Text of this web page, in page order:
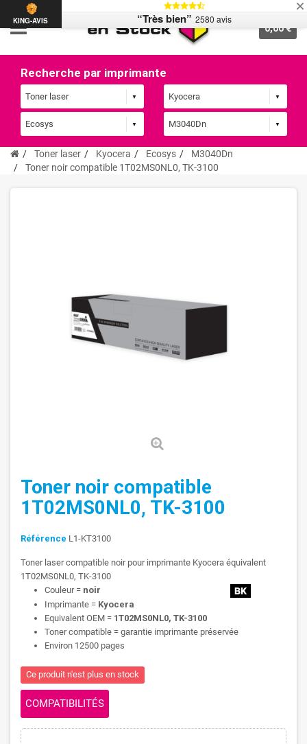
0,00 €
Recherche par imprimante
Toner laser Kyocera Ecosys
M3040Dn
Toner noir compatible 1T02MS0NL0, TK-3100
Toner noir compatible
1T02MS0NL0, TK-3100
Référence L1-KT3100
Toner laser compatible noir pour imprimante Kyocera équivalent
1T02MS0NL0, TK-3100
Couleur = noir
Imprimante = Kyocera
Equivalent OEM = 1T02MS0NL0, TK-3100
Toner compatible = garantie imprimante préservée
Environ 12500 pages
Ce produit n'est plus en stock
COMPATIBILITÉS
KING-AVIS “Très bien” 2580 avis